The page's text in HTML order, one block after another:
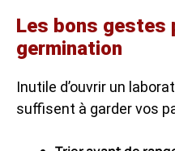
Les bons gestes
germination
Inutile d’ouvrir un
suffisent à garder vos